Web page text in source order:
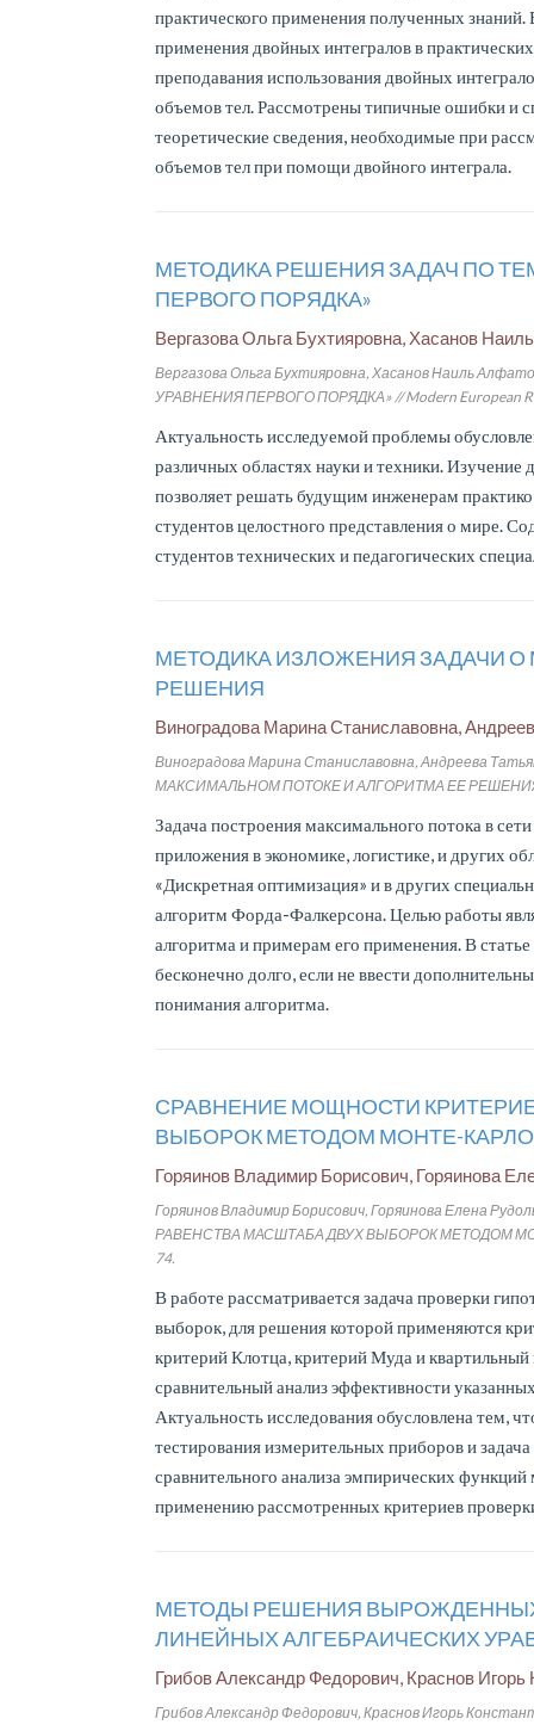
практического применения полученных
применения двойных интегралов в
преподавания использования двойных
объемов тел. Рассмотрены типичные ошибки и
теоретические сведения, необходимые при
объемов тел при помощи двойного интеграла.
МЕТОДИКА РЕШЕНИЯ ЗАДАЧ ПО
ПЕРВОГО ПОРЯДКА»
Вергазова Ольга Бухтияровна, Хасанов
Вергазова Ольга Бухтияровна, Хасанов Наиль
УРАВНЕНИЯ ПЕРВОГО ПОРЯДКА» // Modern European
Актуальность исследуемой проблемы
различных областях науки и техники.
позволяет решать будущим инженерам
студентов целостного представления о мире.
студентов технических и педагогических
МЕТОДИКА ИЗЛОЖЕНИЯ ЗАДАЧИ
РЕШЕНИЯ
Виноградова Марина Станиславовна,
Виноградова Марина Станиславовна, Андреева
МАКСИМАЛЬНОМ ПОТОКЕ И АЛГОРИТМА ЕЕ РЕШЕНИЯ //
Задача построения максимального потока в
приложения в экономике, логистике, и других
«Дискретная оптимизация» и в других
алгоритм Форда-Фалкерсона. Целью работы
алгоритма и примерам его применения. В
бесконечно долго, если не ввести
понимания алгоритма.
СРАВНЕНИЕ МОЩНОСТИ
ВЫБОРОК МЕТОДОМ МОНТЕ-КАРЛО
Горяинов Владимир Борисович, Горяинова
Горяинов Владимир Борисович, Горяинова Елена
РАВЕНСТВА МАСШТАБА ДВУХ ВЫБОРОК МЕТОДОМ
74.
В работе рассматривается задача проверки
выборок, для решения которой применяются
критерий Клотца, критерий Муда и
сравнительный анализ эффективности
Актуальность исследования обусловлена тем,
тестирования измерительных приборов и
сравнительного анализа эмпирических
применению рассмотренных критериев
МЕТОДЫ РЕШЕНИЯ
ЛИНЕЙНЫХ АЛГЕБРАИЧЕСКИХ
Грибов Александр Федорович, Краснов
Грибов Александр Федорович, Краснов Игорь